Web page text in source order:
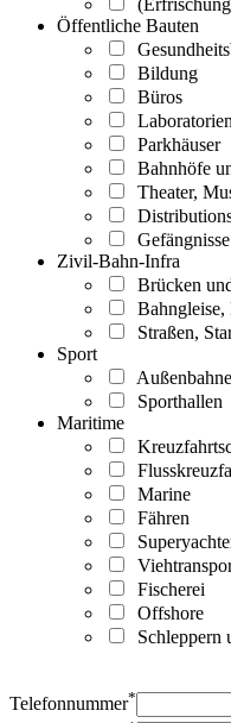
Öffentliche Bauten
Bildung
Büros
Laboratorien
Parkhäuser
Bahnhöfe
Theater,
Gefängnisse
Zivil-Bahn-Infra
Brücken
Bahngleise,
Straßen,
Sport
Sporthallen
Maritime
Marine
Fähren
Fischerei
Offshore
Schleppern
Telefonnummer*